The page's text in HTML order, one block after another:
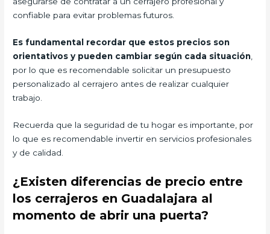
confiable para evitar problemas futuros.
Es fundamental recordar que estos precios son
orientativos y pueden cambiar según cada situación
por lo que es recomendable solicitar un presupuesto
personalizado al cerrajero antes de realizar cualquier
trabajo.
Recuerda que la seguridad de tu hogar es importante, por
lo que es recomendable invertir en servicios profesionales
y de calidad.
¿Existen diferencias de precio entre
los cerrajeros en Guadalajara al
momento de abrir una puerta?